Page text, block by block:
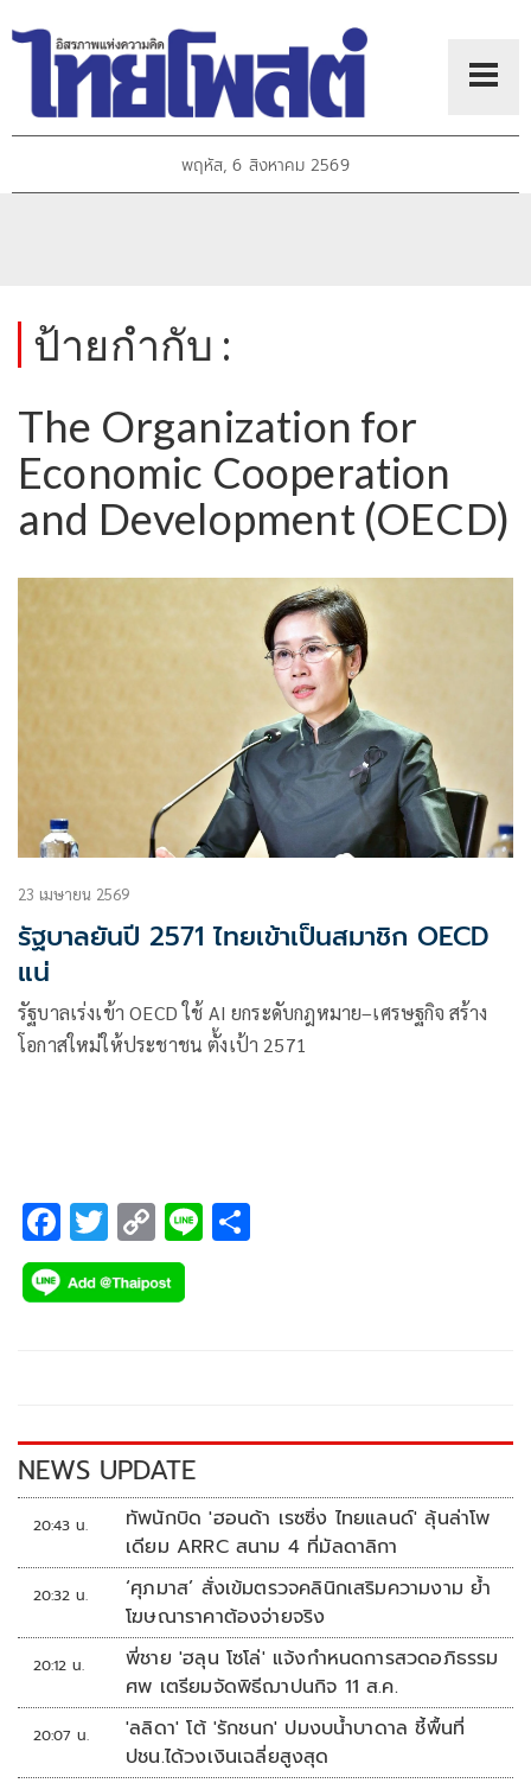
พฤหัส, 6 สิงหาคม 2569
ป้ายกำกับ :
The Organization for
Economic Cooperation
and Development (OECD)
23 เมษายน 2569
รัฐบาลยันปี 2571 ไทยเข้าเป็นสมาชิก OECD
แน่
รัฐบาลเร่งเข้า OECD ใช้ AI ยกระดับกฎหมาย–เศรษฐกิจ สร้าง
โอกาสใหม่ให้ประชาชน ตั้งเป้า 2571
F
ac
e
k
T
wi
tt
C
o
p
k
Li
NEWS UPDATE
20:43 น.
ทัพนักบิด 'ฮอนด้า เรซซิ่ง ไทยแลนด์' ลุ้นล่าโพ
เดียม ARRC สนาม 4 ที่มัลดาลิกา
20:32 น.
‘ศุภมาส’ สั่งเข้มตรวจคลินิกเสริมความงาม ย้ำ
โฆษณาราคาต้องจ่ายจริง
20:12 น.
พี่ชาย 'ฮลุน โซโล่' แจ้งกำหนดการสวดอภิธรรม
ศพ เตรียมจัดพิธีฌาปนกิจ 11 ส.ค.
20:07 น.
'ลลิดา' โต้ 'รักชนก' ปมงบน้ำบาดาล ชี้พื้นที่
ปชน.ได้วงเงินเฉลี่ยสูงสุด